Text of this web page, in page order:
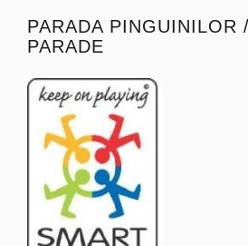
PARADA PINGUINILOR
PARADE